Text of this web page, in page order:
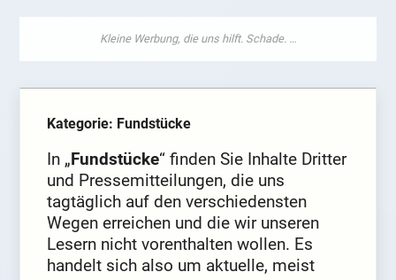
Kategorie: Fundstücke
In „Fundstücke“ finden Sie Inhalte Dritter
und Pressemitteilungen, die uns
tagtäglich auf den verschiedensten
Wegen erreichen und die wir unseren
Lesern nicht vorenthalten wollen. Es
handelt sich also um aktuelle, meist